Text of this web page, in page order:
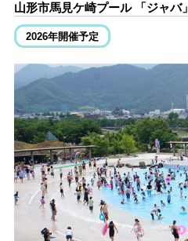
山形市馬見ケ崎プール 「ジャバ」
2026年開催予定